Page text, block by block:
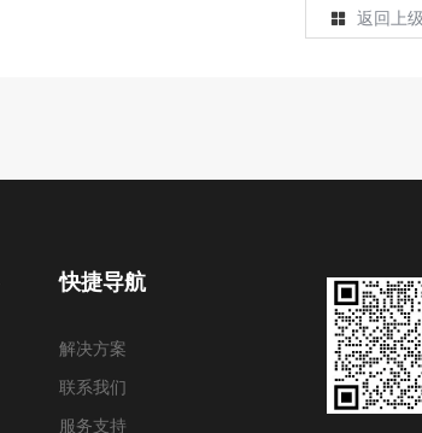
返回上
快捷导航
解决方案
联系我们
服务支持